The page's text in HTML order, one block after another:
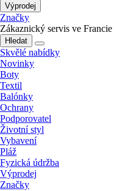
Výprodej
Značky
Zákaznický servis ve Francie
Hledat
Skvělé nabídky
Novinky
Boty
Textil
Balónky
Ochrany
Podporovatel
Životní styl
Vybavení
Pláž
Fyzická údržba
Výprodej
Značky